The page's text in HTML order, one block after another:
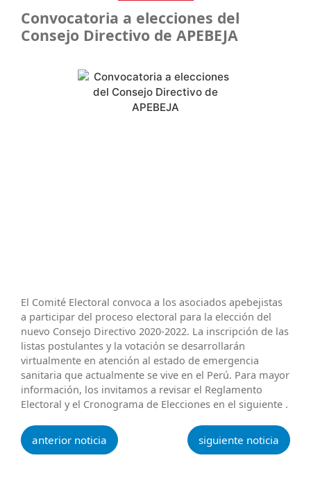
Convocatoria a elecciones del
Consejo Directivo de APEBEJA
El Comité Electoral convoca a los asociados apebejistas
a participar del proceso electoral para la elección del
nuevo Consejo Directivo 2020-2022. La inscripción de las
listas postulantes y la votación se desarrollarán
virtualmente en atención al estado de emergencia
sanitaria que actualmente se vive en el Perú. Para mayor
información, los invitamos a revisar el Reglamento
Electoral y el Cronograma de Elecciones en el siguiente .
anterior noticia siguiente noticia